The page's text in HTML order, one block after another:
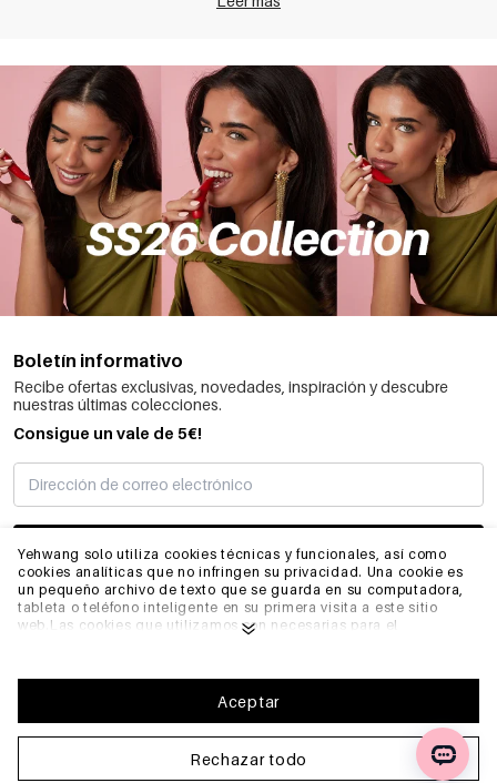
Yehwang solo utiliza cookies técnicas y funcionales, así como
cookies analíticas que no infringen su privacidad. Una cookie es
un pequeño archivo de texto que se guarda en su computadora,
tableta o teléfono inteligente en su primera visita a este sitio
web.Las cookies que utilizamos son necesarias para el
por ejemplo, sus preferencias. También nos permiten optimizar
nuestro sitio web.Para garantizar una buena experiencia de
navegación y compra en Yehwang, le recomendamos que acepte
nuestra recopilación y uso de cookies. Puede darse de baja de las
cookies ajustando la configuración de su navegador de internet
para que ya no almacene cookies. También puede eliminar toda
Rechazar todo
Aceptar
producto vuelva a estar disponible, incluso como
le
enviaremos un mensaje de correo electrónico. A partir de este momento,
será posible pedir el producto.
¿No quiere presentar una solicitud, pero sí que le mantengamos
informado sobre cuándo el artículo vuelve a estar disponible? Entonces,
haga clic en el botón 'NotificaciónBack in Stock
'. Recibirá un correo
electrónico cuando el artículo vuelva a estar disponible.
Boletín informativo
Recibe ofertas exclusivas, novedades, inspiración y descubre
nuestras últimas colecciones.
Consigue un vale de 5€!
SUSCRIBIRME
INFORMACIÓN
PREGUNTAS FRECUENTES